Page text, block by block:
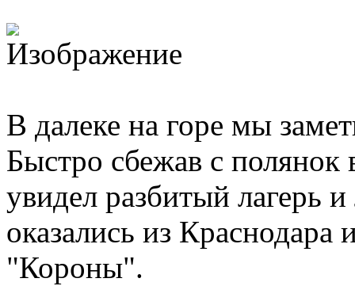
В далеке на горе мы
Быстро сбежав с
увидел разбитый лагерь
оказались из Краснодара
"Короны".